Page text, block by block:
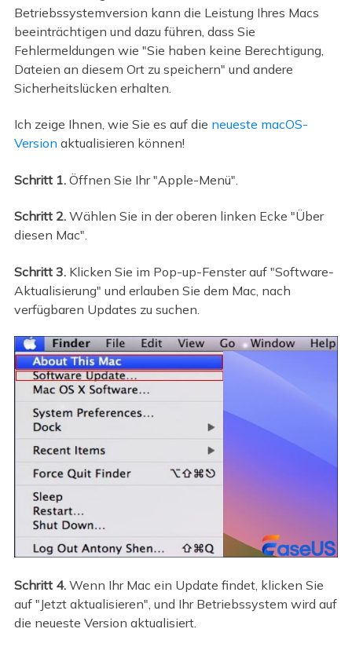
Betriebssystemversion kann die Leistung Ihres Macs
beeinträchtigen und dazu führen, dass Sie
Fehlermeldungen wie "Sie haben keine Berechtigung,
Dateien an diesem Ort zu speichern" und andere
Sicherheitslücken erhalten.
Ich zeige Ihnen, wie Sie es auf die neueste macOS-
Version aktualisieren können!
Schritt 1.Öffnen Sie Ihr "Apple-Menü".
Schritt 2.Wählen Sie in der oberen linken Ecke "Über
diesen Mac".
Schritt 3.Klicken Sie im Pop-up-Fenster auf "Software-
Aktualisierung" und erlauben Sie dem Mac, nach
verfügbaren Updates zu suchen.
Schritt 4.Wenn Ihr Mac ein Update findet, klicken Sie
auf "Jetzt aktualisieren", und Ihr Betriebssystem wird auf
die neueste Version aktualisiert.